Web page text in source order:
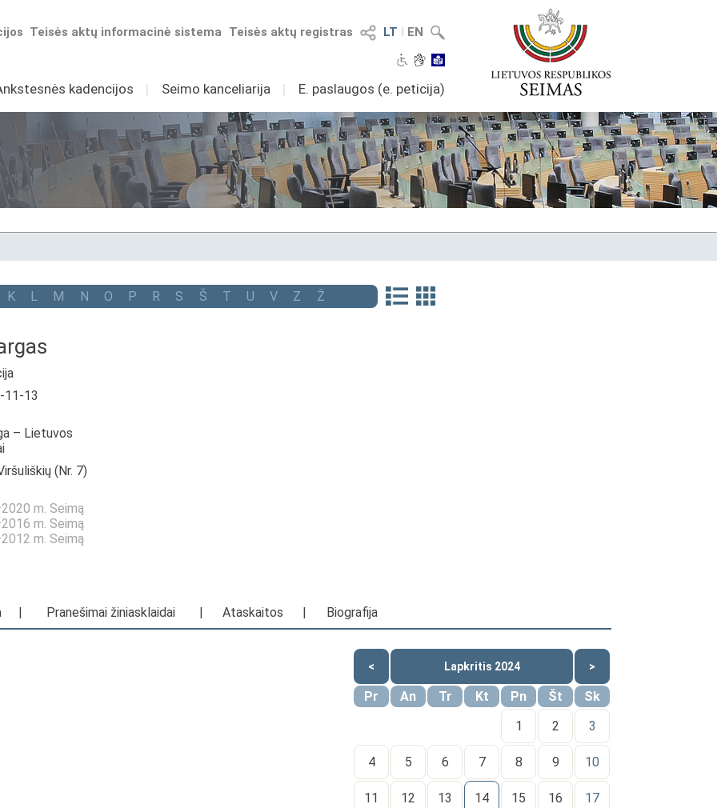
LT I EN
Teisės aktų registras
Teisės aktų informacinė sistema
kadencijos I Seimo kanceliarija I E. paslaugos (e. peticija)
K L M N O P R S Š T U V Z Ž
11-13
– Lietuvos
(Nr. 7)
m. Seimą
m. Seimą
m. Seimą
Pranešimai žiniasklaidai Ataskaitos Biografija
< Lapkritis 2024 >
Pr An Tr Kt Pn Št
Sk
1
2 3
4 5 6 7 8 9 10
11 12 13 14 15 16 17